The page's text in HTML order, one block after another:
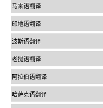
马来语翻译
印地语翻译
波斯语翻译
老挝语翻译
阿拉伯语翻译
哈萨克语翻译